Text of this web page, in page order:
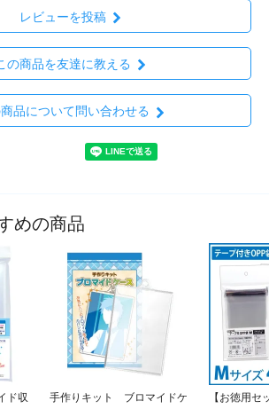
レビューを投稿
の商品を友達に教える
品について問い合わせる
めの商品
ド収
手作りキット ブロマイドケ
【お徳用セ